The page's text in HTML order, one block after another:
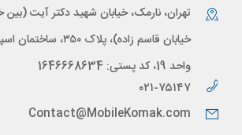
تهران، نارمک، خیابان شهید دکتر آیت (بین
خیابان قاسم زاده)، پلاک
واحد 19، کد پستی: 1646668634
۰۲۱-۷۵۱۴۷
Contact@MobileKomak.com